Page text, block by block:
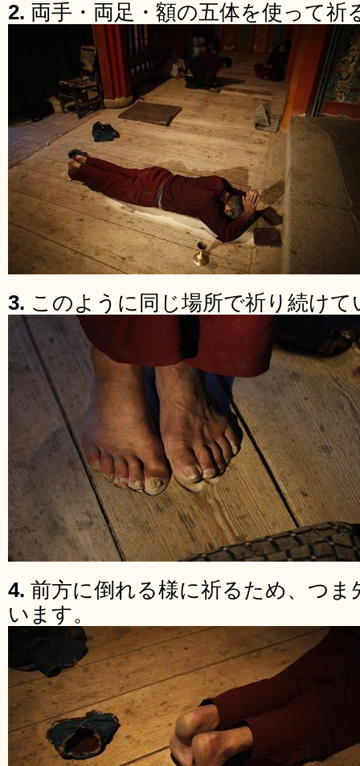
2. 両手・両足・額の五体を使って祈
3. このように同じ場所で祈り続けて
4. 前方に倒れる様に祈るため、つ
います。